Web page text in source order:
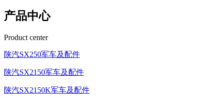
产品中心
Product center
陕汽SX250军车及配件
陕汽SX2150军车及配件
陕汽SX2150K军车及配件